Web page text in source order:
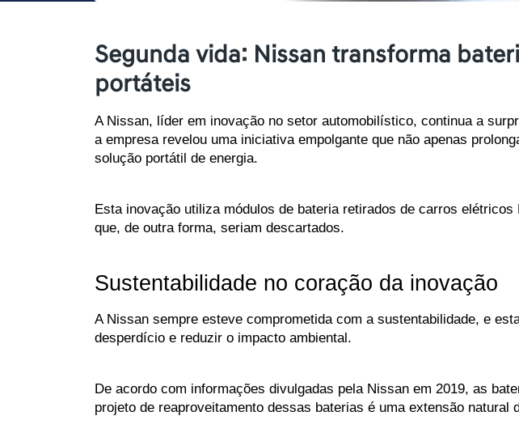
Segunda vida: Nissan transforma
portáteis
A Nissan, líder em inovação no setor automobilístico, continua a
a empresa revelou uma iniciativa empolgante que não apenas
solução portátil de energia.
Esta inovação utiliza módulos de bateria retirados de carros
que, de outra forma, seriam descartados.
Sustentabilidade no coração da inovação
A Nissan sempre esteve comprometida com a sustentabilidade, e
desperdício e reduzir o impacto ambiental.
De acordo com informações divulgadas pela Nissan em 2019, as
projeto de reaproveitamento dessas baterias é uma extensão natural